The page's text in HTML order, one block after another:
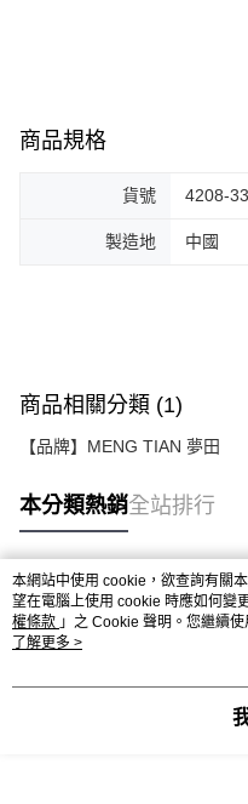
商品規格
貨號 4208-
製造地 中國
商品相關分類 (1)
【品牌】MENG TIAN 夢田
本分類熱銷全站排行
熱門標籤
本網站中使用 cookie，欲查詢有關
望在電腦上使用 cookie 時應如何變
權條款 」之 Cookie 聲明。您繼續
用條款之 Cookie 聲明使用 cookie。
了解更多 >